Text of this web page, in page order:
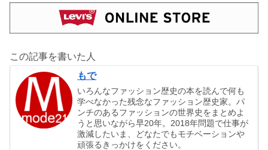
この記事を書いた人
もで
いろんなファッション歴史の本を読んで何も
学べなかった残念なファッション歴史家。パ
ンチのあるファッションの世界史をまとめよ
うと思いながら早20年。2018年問題で仕事が
激減したいま、どなたでもモチベーションや
頑張るきっかけをください。